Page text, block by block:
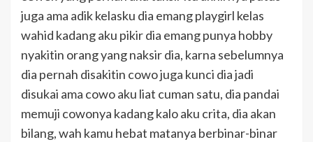
juga ama adik kelasku dia emang playgirl kelas
wahid kadang aku pikir dia emang punya hobby
nyakitin orang yang naksir dia, karna sebelumnya
dia pernah disakitin cowo juga kunci dia jadi
disukai ama cowo aku liat cuman satu, dia pandai
memuji cowonya kadang kalo aku crita, dia akan
bilang, wah kamu hebat matanya berbinar-binar